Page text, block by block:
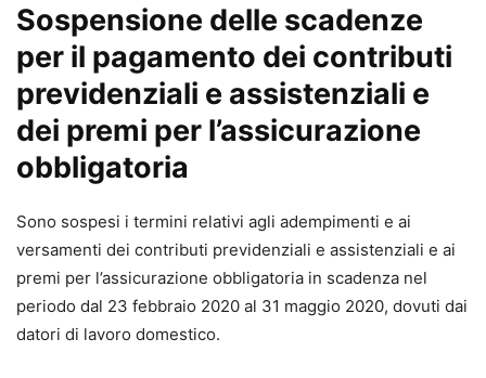
Sospensione delle scadenze
per il pagamento dei contributi
previdenziali e assistenziali e
dei premi per l’assicurazione
obbligatoria
Sono sospesi i termini relativi agli adempimenti e ai
versamenti dei contributi previdenziali e assistenziali e ai
premi per l’assicurazione obbligatoria in scadenza nel
periodo dal 23 febbraio 2020 al 31 maggio 2020, dovuti dai
datori di lavoro domestico.